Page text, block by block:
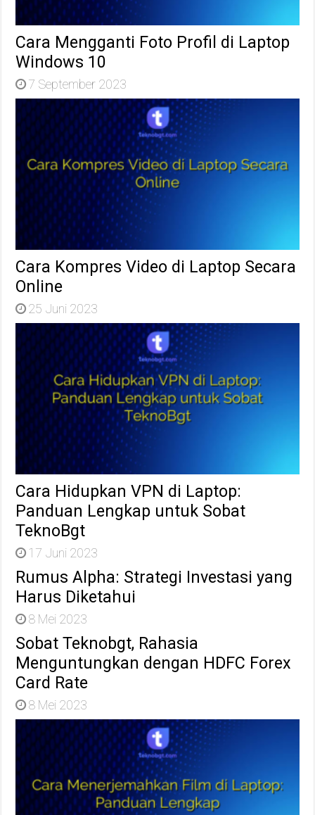
Cara Mengganti Foto Profil di Laptop
Windows 10
7 September 2023
Cara Kompres Video di Laptop Secara
Online
25 Juni 2023
Cara Hidupkan VPN di Laptop:
Panduan Lengkap untuk Sobat
TeknoBgt
17 Juni 2023
Rumus Alpha: Strategi Investasi yang
Harus Diketahui
8 Mei 2023
Sobat Teknobgt, Rahasia
Menguntungkan dengan HDFC Forex
Card Rate
8 Mei 2023